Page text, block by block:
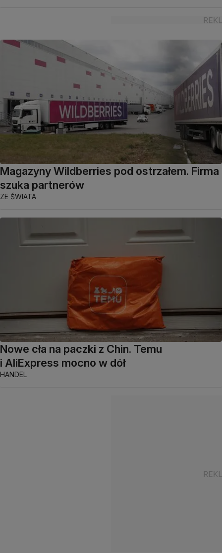
Magazyny Wildberries pod ostrzałem. Firma
szuka partnerów
ZE ŚWIATA
Nowe cła na paczki z Chin. Temu
i AliExpress mocno w dół
HANDEL